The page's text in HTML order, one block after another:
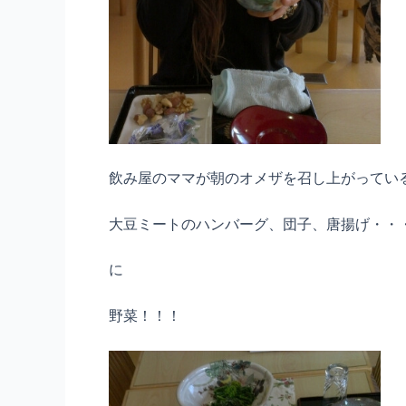
飲み屋のママが朝のオメザを召し上がってい
大豆ミートのハンバーグ、団子、唐揚げ・・
に
野菜！！！